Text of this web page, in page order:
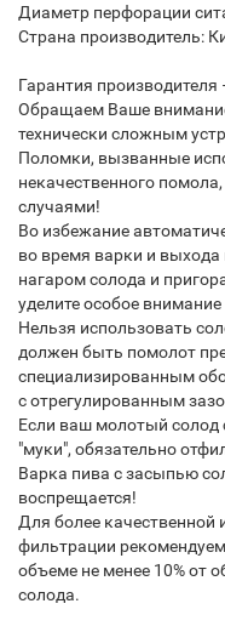
Диаметр перфорации
Страна производитель:
Гарантия производителя
Обращаем Ваше
технически сложным
Поломки, вызванные
некачественного
случаями!
Во избежание
во время варки и выхода
нагаром солода и
уделите особое
Нельзя использовать
должен быть помолот
специализированным
с отрегулированным
Если ваш молотый солод
"муки", обязательно
Варка пива с засыпью
воспрещается!
Для более
фильтрации
объеме не менее 10% от
солода.